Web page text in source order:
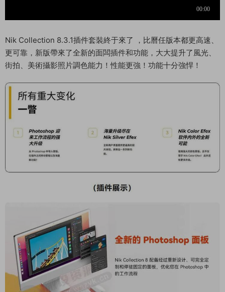
Nik Collection 8.3.1插件套裝終于來了 ，比曆任版本都更高速、
更可靠，新版帶來了全新的面闆插件和功能，大大提升了風光、
街拍、美術攝影照片調色能力！性能更強！功能十分強悍！